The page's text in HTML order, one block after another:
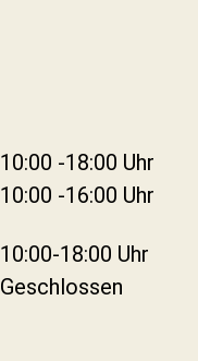
10:00 -18:00 Uhr
10:00 -16:00 Uhr
10:00-18:00 Uhr
Geschlossen